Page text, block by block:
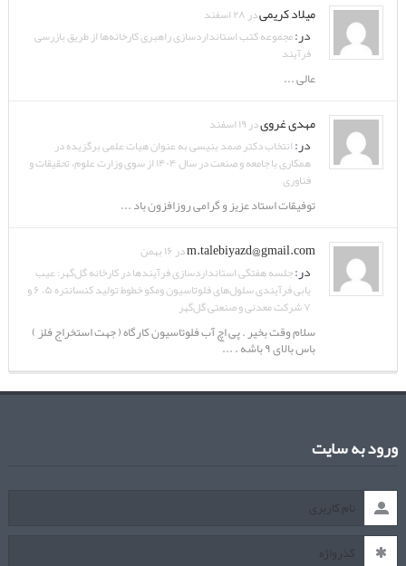
میلاد کریمیدر ۲۸ اسفند
در:مجموعه کتب استانداردسازی راهبری کارخانه‌ها از طریق بازرسی
فرآیند
عالی ...
مهدی غرویدر ۱۹ اسفند
در:انتخاب دکتر صمد بنیسی به عنوان هیات علمی برگزیده در
همکاری با جامعه و صنعت در سال ۱۴۰۴ از سوی وزارت علوم، تحقیقات و
فناوری
توفیقات استاد عزیز و گرامی روزافزون باد ...
m.talebiyazd@gmail.comدر ۱۶ بهمن
در:جلسه هفتگی استانداردسازی فرآیندها در کارخانه گل‌گهر: عیب
یابی فرآیندی سلول‌های فلوتاسیون ومکو خطوط تولید کنسانتره ۵، ۶ و
۷ شرکت معدنی و صنعتی گل‌گهر
سلام وقت بخیر . پی اچ آب فلوتاسیون کارگاه ( جهت استخراج فلز )
باس بالای ۹ باشه . ...
ورود به سایت